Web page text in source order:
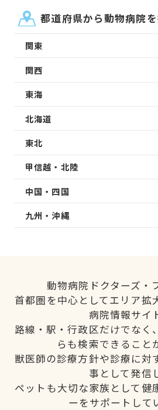
都道府県から動物病院
関東
関西
東海
北海道
東北
甲信越・北陸
中国・四国
九州・沖縄
動物病院ドクターズ・
首都圏を中心としてエリア拡
病院情報サイ
路線・駅・行政区だけでなく
らも検索できること
獣医師の診療方針や診療に対
事として発信
ペットも大切な家族として健
ーをサポートして